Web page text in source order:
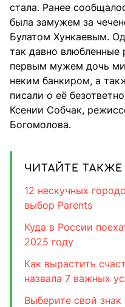
стала. Ранее
была замужем за
Булатом Хункаевым.
так давно влюбленные
первым мужем дочь
неким банкиром, а
писали о её
Ксении Собчак,
Богомолова.
ЧИТАЙТЕ ТАКЖЕ
12 нескучных
выбор Parents
Куда в России
2025 году
Как вырастить
назвала 7 важных
Выберите свой